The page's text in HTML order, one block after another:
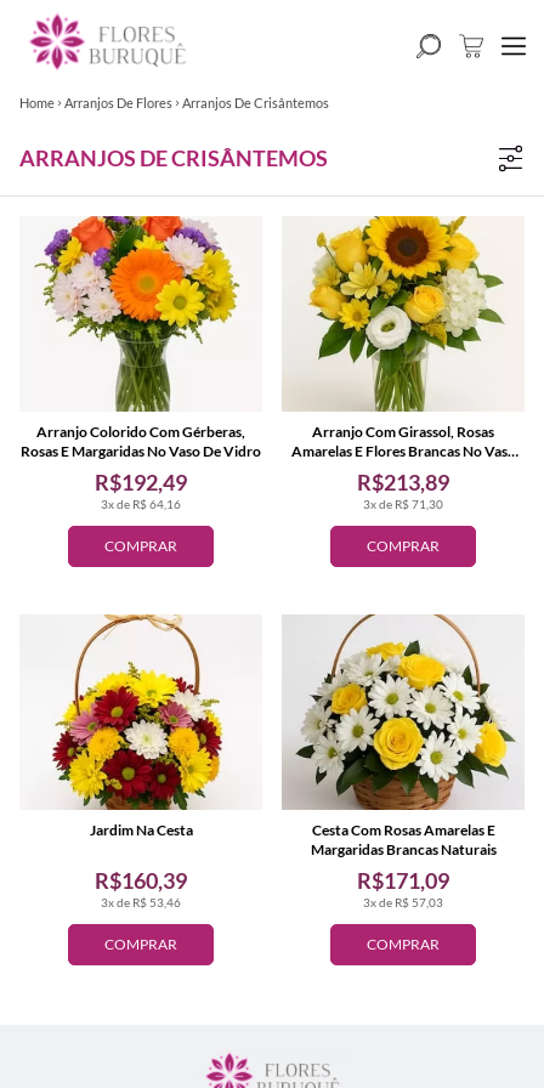
Home Arranjos De Flores Arranjos De Crisântemos
ARRANJOS DE CRISÂNTEMOS
COMPRAR
3x de R$ 64,16
R$192,49
Arranjo Colorido Com Gérberas,
Rosas E Margaridas No Vaso De Vidro
COMPRAR
3x de R$ 71,30
R$213,89
Arranjo Com Girassol, Rosas
Amarelas E Flores Brancas No Vaso
De Vidro
COMPRAR
3x de R$ 53,46
R$160,39
Jardim Na Cesta
COMPRAR
3x de R$ 57,03
R$171,09
Cesta Com Rosas Amarelas E
Margaridas Brancas Naturais